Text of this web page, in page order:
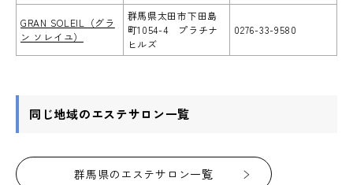
GRAN SOLEIL（グラ
ン ソレイユ）
群馬県太田市下田島
町1054-4 プラチナ
ヒルズ
0276-33-9580
同じ地域のエステサロン一覧
群馬県のエステサロン一覧